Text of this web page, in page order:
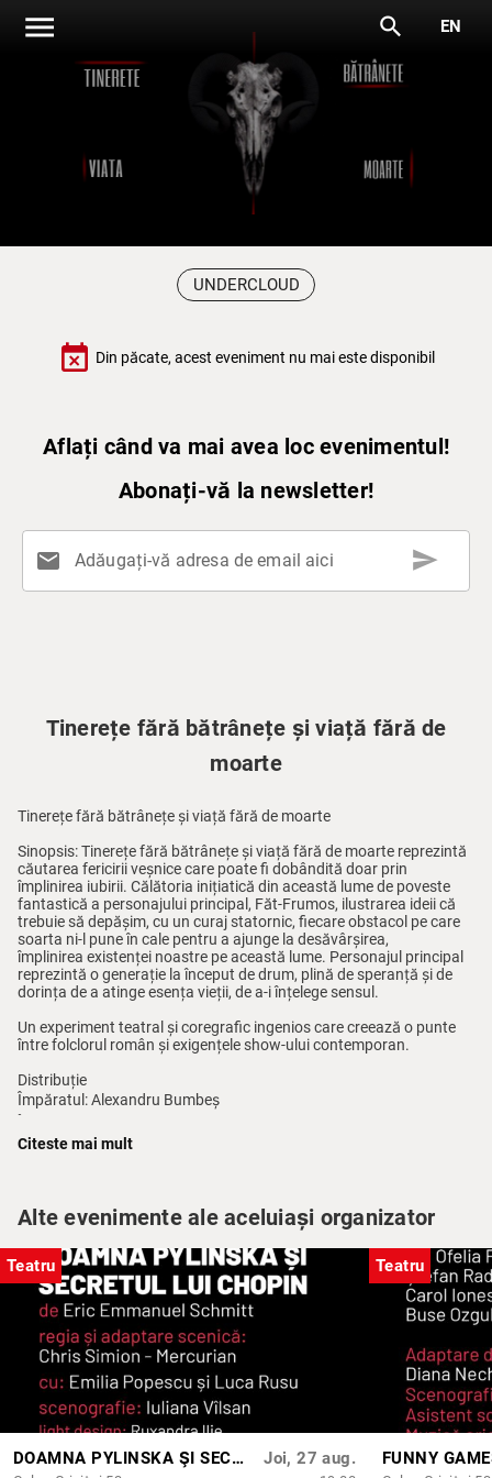
menu search EN
UNDERCLOUD
event_busy Din păcate, acest eveniment nu mai este disponibil
Aflați când va mai avea loc evenimentul!
Abonați-vă la newsletter!
mail Adăugați-vă adresa de email aici send
Tinerețe fără bătrânețe și viață fără de
moarte
Tinerețe fără bătrânețe și viață fără de moarte
Sinopsis:Tinerețe fără bătrânețe și viață fără de moarte reprezintă
căutarea fericirii veșnice care poate fi dobândită doar prin
împlinirea iubirii. Călătoria inițiatică din această lume de poveste
fantastică a personajului principal, Făt-Frumos, ilustrarea ideii că
trebuie să depășim, cu un curaj statornic, fiecare obstacol pe care
soarta ni-l pune în cale pentru a ajunge la desăvârșirea,
împlinirea existenței noastre pe această lume. Personajul principal
reprezintă o generație la început de drum, plină de speranță și de
dorința de a atinge esența vieții, de a-i înțelege sensul.
Un experiment teatral și coregrafic ingenios care creează o punte
între folclorul român și exigențele show-ului contemporan.
Distribuție
Împăratul: Alexandru Bumbeș
Vraciul: Eva Frățilă
Gheonoaia: Mihai Mocanu
Zânele: Ana Ștefan, Fabian Toderică, Isabela Haiduc/ Ada Bicfalvi
Zâna mică: Isabela Haiduc | Ada Bicfalvi
Iepuri: Ana Ştefan, Fabian Toderică, Isabela Haiduc/ Ada Bicflavi,
Ania Petrean, Ștefan Chelimîndră
Babeta: Ania Petrean
Moartea: Eva Frățilă
Bufonul: Ștefan Chelimîndră
Povestitorul: Fabian Toderică
Citeste mai mult
Alte evenimente ale aceluiași organizator
Teatru
DOAMNA PYLINSKA ŞI SECRETUL LUI CHOPIN Joi, 27 aug.
Teatru
FUNNY